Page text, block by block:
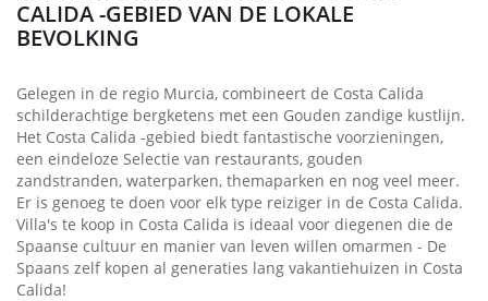
CALIDA -GEBIED VAN DE LOKALE
BEVOLKING
Gelegen in de regio Murcia, combineert de Costa Calida
schilderachtige bergketens met een Gouden zandige kustlijn.
Het Costa Calida -gebied biedt fantastische voorzieningen,
een eindeloze Selectie van restaurants, gouden
zandstranden, waterparken, themaparken en nog veel meer.
Er is genoeg te doen voor elk type reiziger in de Costa Calida.
Villa's te koop in Costa Calida is ideaal voor diegenen die de
Spaanse cultuur en manier van leven willen omarmen - De
Spaans zelf kopen al generaties lang vakantiehuizen in Costa
Calida!